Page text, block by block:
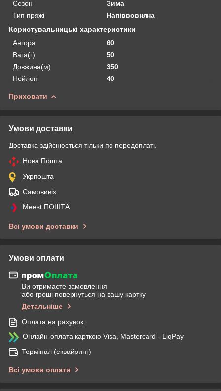
Сезон
Зима
Тип пряжі
Напіввовняна
Користувальницькі характеристики
Ангора
60
Вага(г)
50
Довжина(м)
350
Нейлон
40
Приховати
Умови доставки
Доставка здійснюється тільки по передоплаті.
Нова Пошта
Укрпошта
Самовивіз
Meest ПОШТА
Всі умови доставки
Умови оплати
Ви отримаєте замовлення
або гроші повернуться на вашу картку
Детальніше
Оплата на рахунок
Онлайн-оплата карткою Visa, Mastercard - LiqPay
Термінал (еквайринг)
Всі умови оплати